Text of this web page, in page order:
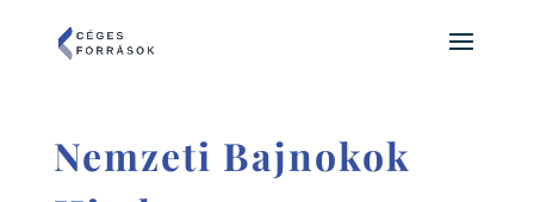
Nemzeti Bajnokok